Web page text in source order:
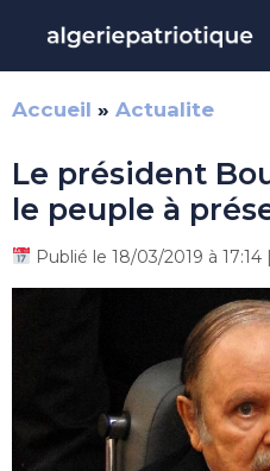
contenu
Accueil » Actualite
Le président
le peuple à
Publié le 18/03/2019 à 17:14 |